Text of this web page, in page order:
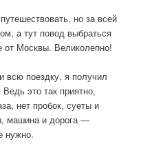
но за всей
а тут повод выбраться
от Москвы. Великолепно!
всю поездку, я получил
это так приятно,
нет пробок, суеты и
машина и дорога —
нужно.